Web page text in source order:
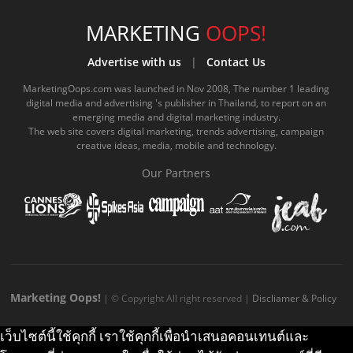
e
b
o
o
k
c
o
t
u
b
e
.
o
o
m
e
m
e
t
a
g
r
a
.
t
o
k
.
c
m
MARKETING OOPS!
Advertise with us| Contact Us
MarketingOops.com was launched in Nov 2008, The number 1 leading
digital media and advertising 's publisher in Thailand, to report on an
emerging media and digital marketing industry.
The web site covers digital marketing, trends advertising, campaign
creative ideas, media, mobile and technology.
Our Partners
Marketing Oops! | © Copyright All right reserved | Discliamer & Policy
เว็บไซต์นี้ใช้คุกกี้ เราใช้คุกกี้เพื่อนำเสนอคอนเทนต์และ